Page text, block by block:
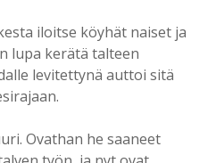
iloitse köyhät naiset ja
lupa kerätä talteen
levitettynä auttoi sitä
Ovathan he saaneet